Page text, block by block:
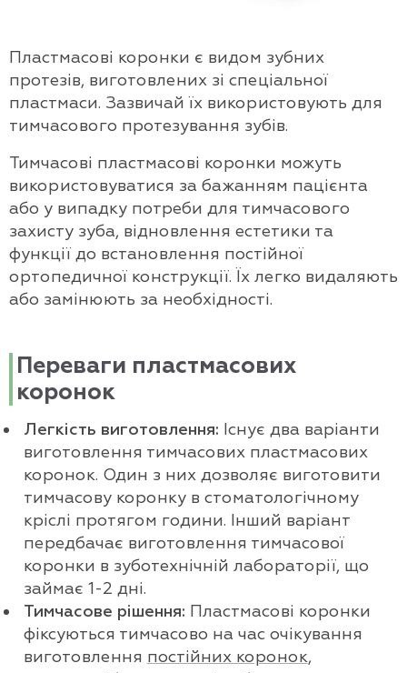
Пластмасові коронки є видом зубних
протезів, виготовлених зі спеціальної
пластмаси. Зазвичай їх використовують для
тимчасового протезування зубів.
Тимчасові пластмасові коронки можуть
використовуватися за бажанням пацієнта
або у випадку потреби для тимчасового
захисту зуба, відновлення естетики та
функції до встановлення постійної
ортопедичної конструкції. Їх легко видаляють
або замінюють за необхідності.
Переваги пластмасових
коронок
Легкість виготовлення: Існує два варіанти
виготовлення тимчасових пластмасових
коронок. Один з них дозволяє виготовити
тимчасову коронку в стоматологічному
кріслі протягом години. Інший варіант
передбачає виготовлення тимчасової
коронки в зуботехнічній лабораторії, що
займає 1-2 дні.
Тимчасове рішення: Пластмасові коронки
фіксуються тимчасово на час очікування
виготовлення постійних коронок,